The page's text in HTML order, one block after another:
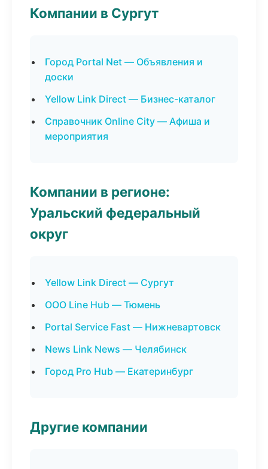
Компании в Сургут
Город Portal Net — Объявления и
доски
Yellow Link Direct — Бизнес-каталог
Справочник Online City — Афиша и
мероприятия
Компании в регионе:
Уральский федеральный
округ
Yellow Link Direct — Сургут
ООО Line Hub — Тюмень
Portal Service Fast — Нижневартовск
News Link News — Челябинск
Город Pro Hub — Екатеринбург
Другие компании